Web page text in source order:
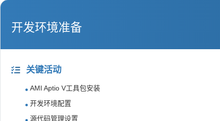
开发环境准备
关键活动
AMI Aptio V工具包安装
开发环境配置
源代码管理设置